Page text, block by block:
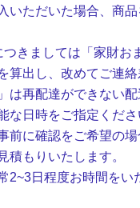
いただいた場合、商
つきましては「家財お
算出し、改めてご連絡
は再配達ができない
な日時をご指定くだ
前に確認をご希望の
積もりいたします。
2~3日程度お時間をい